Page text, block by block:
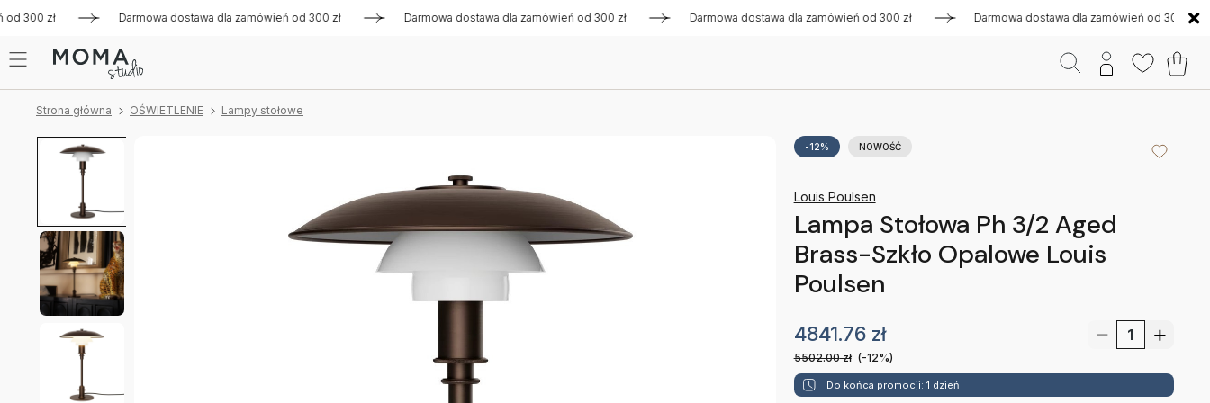
zł Darmowa dostawa dla zamówień od 300 zł Darmowa dostawa dla zamówień od 300 zł Darmowa dostawa dla zamówień od 300 zł Darmowa dostawa dla zamówień od 300 zł
Strona główna OŚWIETLENIE Lampy stołowe
-12% NOWOŚĆ
Louis Poulsen
Lampa Stołowa Ph 3/2 Aged
Brass-Szkło Opalowe Louis
Poulsen
4841.76zł
5502.00zł (-12%)
Do końca promocji: 1 dzień